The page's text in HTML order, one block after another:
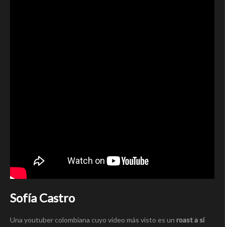
Sofía Castro
Una youtuber colombiana cuyo video más visto es un roast a sí